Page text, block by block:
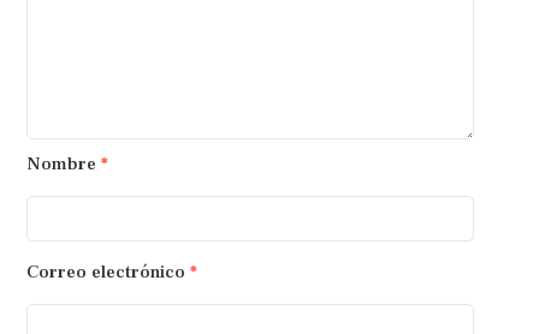
Nombre *
Correo electrónico *